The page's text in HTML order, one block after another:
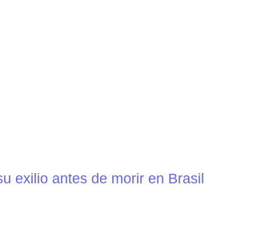
exilio antes de morir en Brasil